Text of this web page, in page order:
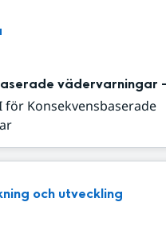
vädervarningar
för Konsekvensbaserade
och utveckling